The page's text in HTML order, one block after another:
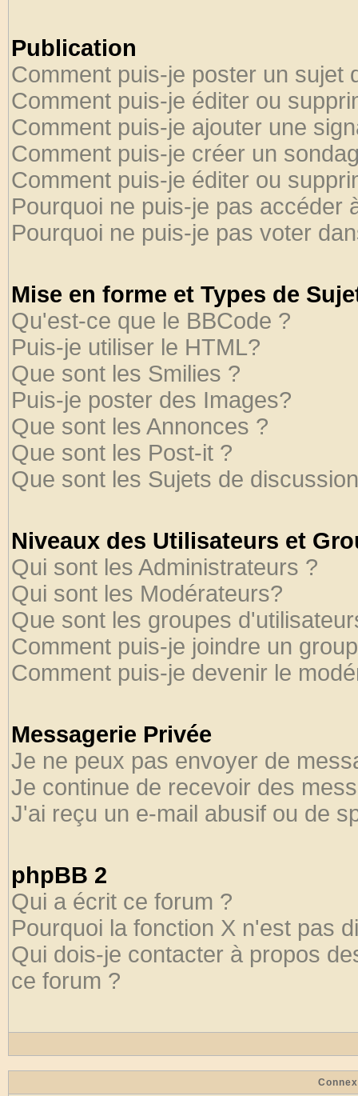
Publication
Comment puis-je poster un sujet
Comment puis-je éditer ou
Comment puis-je ajouter une
Comment puis-je créer un
Comment puis-je éditer ou
Pourquoi ne puis-je pas accéder
Pourquoi ne puis-je pas voter
Mise en forme et Types de
Qu'est-ce que le BBCode ?
Puis-je utiliser le HTML?
Que sont les Smilies ?
Puis-je poster des Images?
Que sont les Annonces ?
Que sont les Post-it ?
Que sont les Sujets de
Niveaux des Utilisateurs et
Qui sont les Administrateurs ?
Qui sont les Modérateurs?
Que sont les groupes
Comment puis-je joindre un
Comment puis-je devenir le
Messagerie Privée
Je ne peux pas envoyer de
Je continue de recevoir des
J'ai reçu un e-mail abusif ou de
phpBB 2
Qui a écrit ce forum ?
Pourquoi la fonction X n'est pas
Qui dois-je contacter à propos
ce forum ?